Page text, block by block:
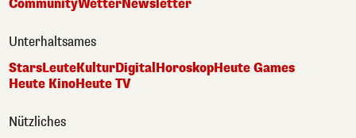
Unterhaltsames
StarsLeuteKulturDigitalHoroskopHeute Games
Heute KinoHeute TV
Nützliches